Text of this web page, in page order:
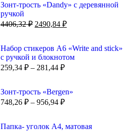
Зонт-трость «Dandy» с деревянной
ручкой
4406,32₽ 2490,84 ₽
Набор стикеров А6 «Write and stick»
с ручкой и блокнотом
259,34 ₽ – 281,44 ₽
Зонт-трость «Bergen»
748,26 ₽ – 956,94 ₽
Папка- уголок А4, матовая